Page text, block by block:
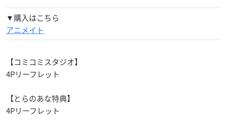
▼購入はこちら
アニメイト
【コミコミスタジオ】
4Pリーフレット
【とらのあな特典】
4Pリーフレット